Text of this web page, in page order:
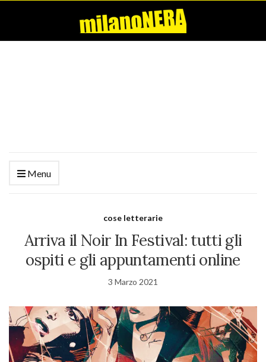
Menu
cose letterarie
Arriva il Noir In Festival: tutti gli
ospiti e gli appuntamenti online
3 Marzo 2021